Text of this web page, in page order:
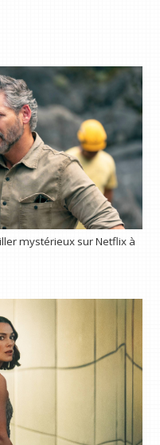
mystérieux sur Netflix à